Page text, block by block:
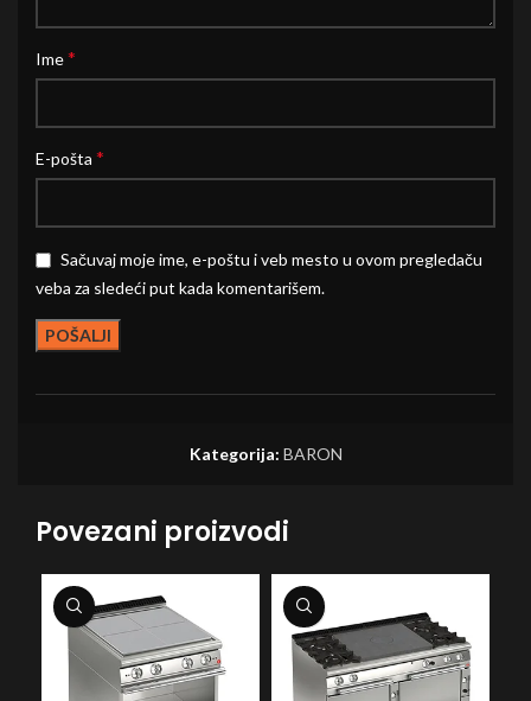
Ime*
E-pošta *
Sačuvaj moje ime, e-poštu i veb mesto u ovom pregledaču
veba za sledeći put kada komentarišem.
Kategorija: BARON
Povezani proizvodi